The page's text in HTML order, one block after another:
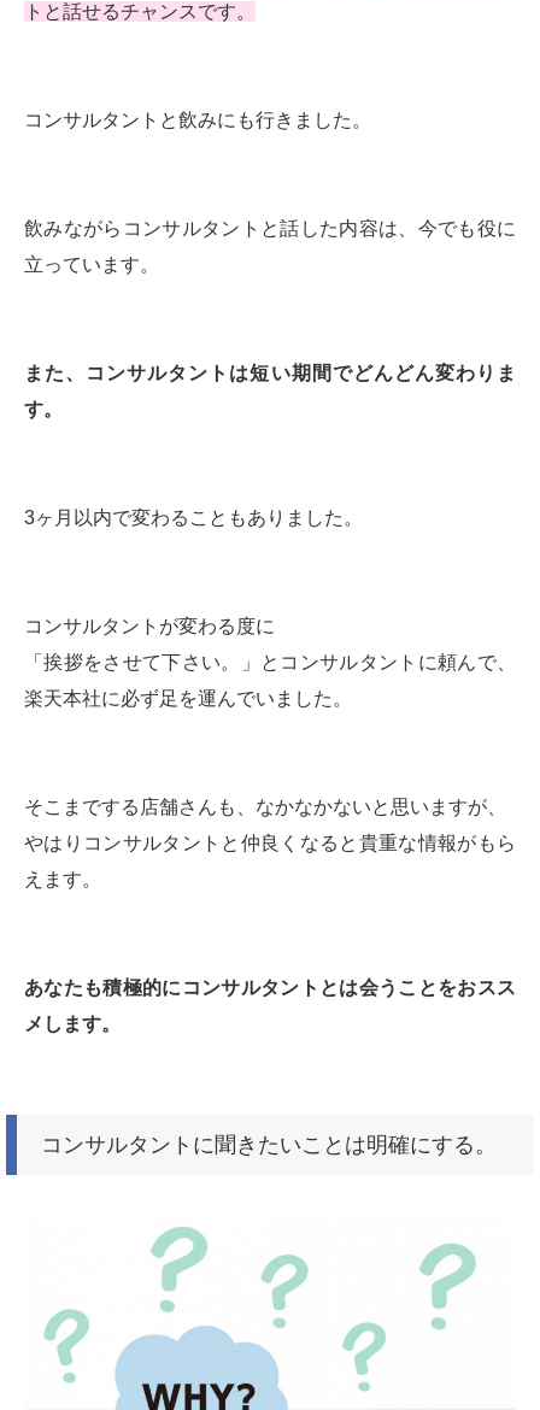
トと話せるチャンスです。
コンサルタントと飲みにも行きました。
飲みながらコンサルタントと話した内容は、今でも役に
立っています。
また、コンサルタントは短い期間でどんどん変わりま
す。
3ヶ月以内で変わることもありました。
コンサルタントが変わる度に
「挨拶をさせて下さい。」とコンサルタントに頼んで、
楽天本社に必ず足を運んでいました。
そこまでする店舗さんも、なかなかないと思いますが、
やはりコンサルタントと仲良くなると貴重な情報がもら
えます。
あなたも積極的にコンサルタントとは会うことをおスス
メします。
コンサルタントに聞きたいことは明確にする。